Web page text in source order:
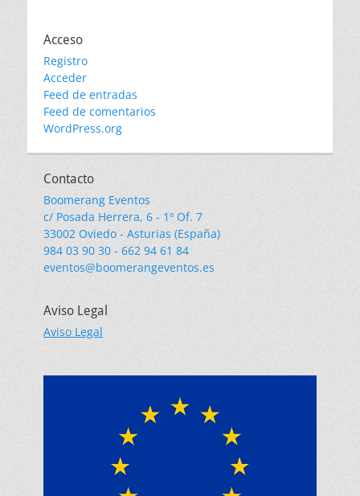
Acceso
Registro
Acceder
Feed de entradas
Feed de comentarios
WordPress.org
Contacto
Boomerang Eventos
c/ Posada Herrera, 6 - 1º Of. 7
33002 Oviedo - Asturias (España)
984 03 90 30 - 662 94 61 84
eventos@boomerangeventos.es
Aviso Legal
Aviso Legal